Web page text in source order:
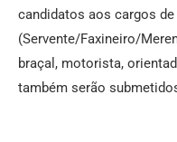
candidatos aos cargos
(Servente/Faxineiro/
braçal, motorista,
também serão